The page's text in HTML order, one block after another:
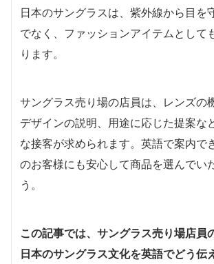
日本のサングラスは、紫外線から目を
でなく、ファッションアイテムとして
ります。
サングラス売り場の店員は、レンズの
デザインの説明、用途に応じた提案な
な接客が求められます。英語で案内で
のお客様にも安心して商品を選んでい
う。
この記事では、サングラス売り場店員
日本のサングラス文化を英語でどう伝